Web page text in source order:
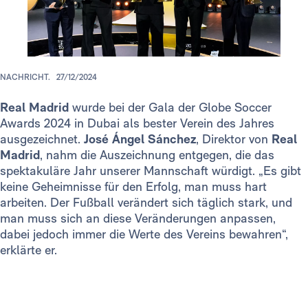
NACHRICHT. 27/12/2024
Real Madrid wurde bei der Gala der Globe Soccer
Awards 2024 in Dubai als bester Verein des Jahres
ausgezeichnet. José Ángel Sánchez, Direktor von Real
Madrid, nahm die Auszeichnung entgegen, die das
spektakuläre Jahr unserer Mannschaft würdigt. „Es gibt
keine Geheimnisse für den Erfolg, man muss hart
arbeiten. Der Fußball verändert sich täglich stark, und
man muss sich an diese Veränderungen anpassen,
dabei jedoch immer die Werte des Vereins bewahren“,
erklärte er.